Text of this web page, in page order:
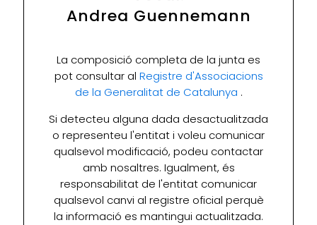
Andrea Guennemann
La composició completa de la junta es
pot consultar al Registre d'Associacions
de la Generalitat de Catalunya .
Si detecteu alguna dada desactualitzada
o representeu l'entitat i voleu comunicar
qualsevol modificació, podeu contactar
amb nosaltres. Igualment, és
responsabilitat de l'entitat comunicar
qualsevol canvi al registre oficial perquè
la informació es mantingui actualitzada.